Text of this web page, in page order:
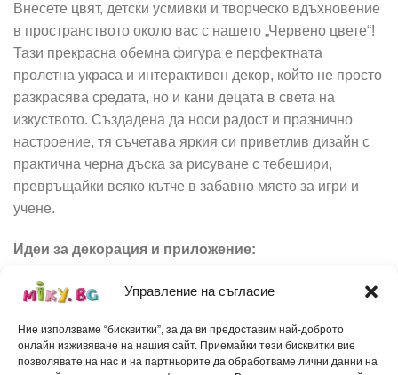
Управление на съгласие
Ние използваме “бисквитки”, за да ви предоставим най-доброто
онлайн изживяване на нашия сайт. Приемайки тези бисквитки вие
позволявате на нас и на партньорите да обработваме лични данни на
Внесете цвят, детски усмивки и творческо вдъхновение
в пространството около вас с нашето „Червено цвете“!
Тази прекрасна обемна фигура е перфектната
пролетна украса и интерактивен декор, който не просто
разкрасява средата, но и кани децата в света на
изкуството. Създадена да носи радост и празнично
настроение, тя съчетава яркия си приветлив дизайн с
практична черна дъска за рисуване с тебешири,
превръщайки всяко кътче в забавно място за игри и
учене.
Идеи за декорация и приложение:
За детски градини, училища и занимални:
фоайета или класни стаи, където децата да пишат,
да се обучават или да изразяват творчеството си.